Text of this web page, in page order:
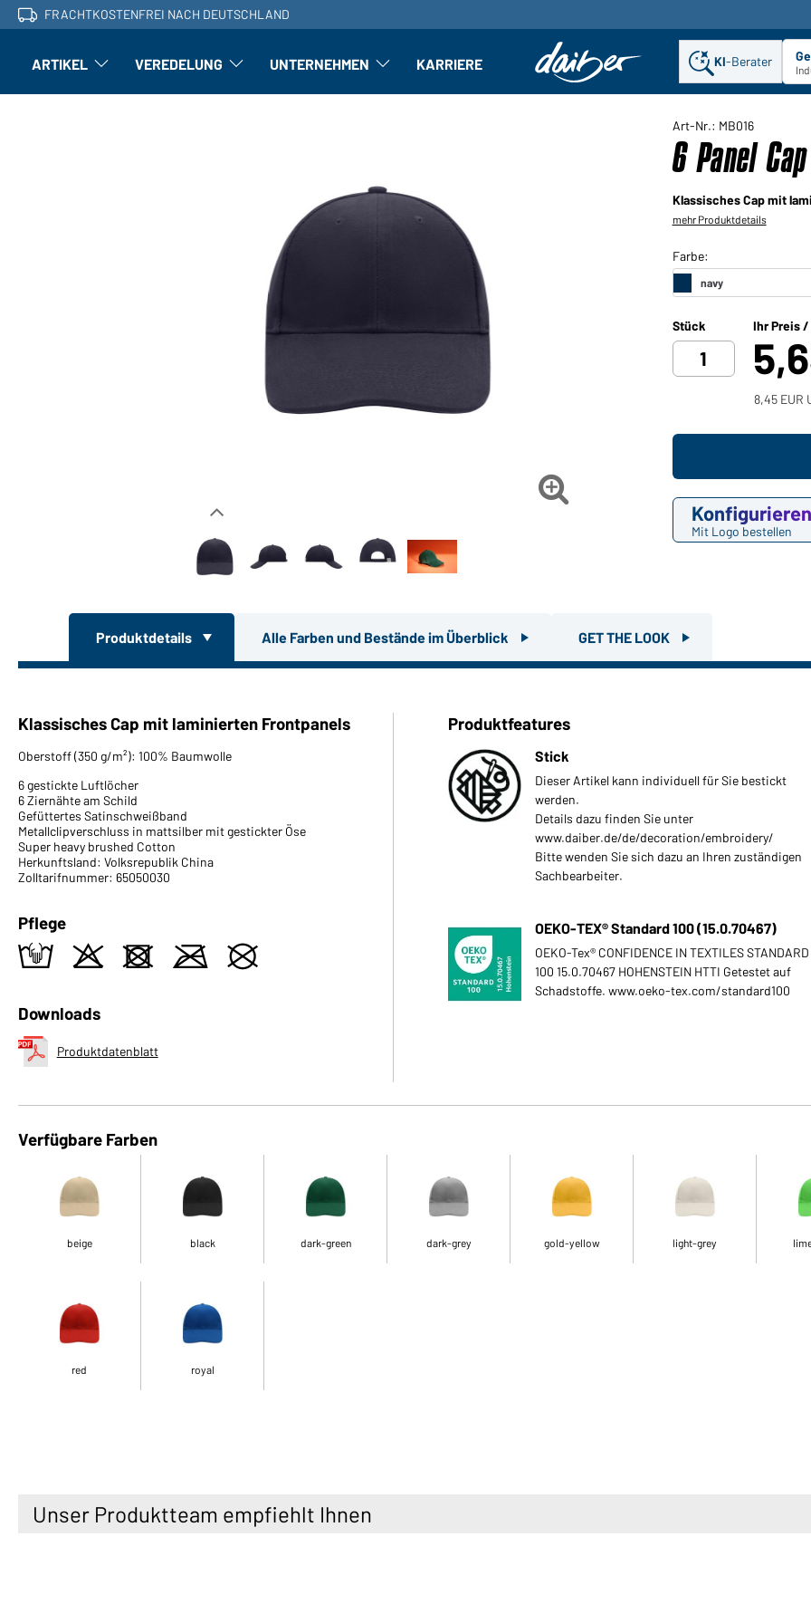
FRACHTKOSTENFREI NACH DEUTSCHLAND
ARTIKEL Artikel: Untermenü öffnen
VEREDELUNG Veredelung: Untermenü öffnen
UNTERNEHMEN Unternehmen: Untermenü öffnen
KARRIERE KI-Berater

Art-Nr.: MB016
6 Panel
Klassisches Cap mit
mehr Produktdetails
Stück Ihr Preis
8,45 EUR
Konfigurieren
Mit Logo bestellen
Produktdetails Alle Farben und Bestände im Überblick GET THE LOOK
Klassisches Cap mit laminierten Frontpanels
Oberstoff (350 g/m²): 100% Baumwolle
6 gestickte Luftlöcher
6 Ziernähte am Schild
Gefüttertes Satinschweißband
Metallclipverschluss in mattsilber mit gestickter Öse
Super heavy brushed Cotton
Herkunftsland: Volksrepublik China
Zolltarifnummer: 65050030
Pflege
t o d m U
Downloads
Produktdatenblatt
Produktfeatures
Stick
Dieser Artikel kann individuell für Sie bestickt
werden.
Details dazu finden Sie unter
www.daiber.de/de/decoration/embroidery/
Bitte wenden Sie sich dazu an Ihren zuständigen
Sachbearbeiter.
OEKO-TEX® Standard 100 (15.0.70467)
OEKO-Tex® CONFIDENCE IN TEXTILES STANDARD
100 15.0.70467 HOHENSTEIN HTTI Getestet auf
Schadstoffe. www.oeko-tex.com/standard100
Verfügbare Farben
beige black dark-green dark-grey gold-yellow light-grey
red royal
Unser Produktteam empfiehlt Ihnen